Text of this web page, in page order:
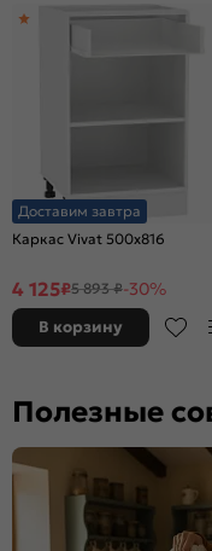
Доставим завтра
Каркас Vivat 500x816
4 125₽5 893 ₽-30%
В корзину
Полезные